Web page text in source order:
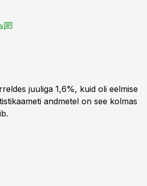
juuliga 1,6%, kuid oli eelmise
andmetel on see kolmas